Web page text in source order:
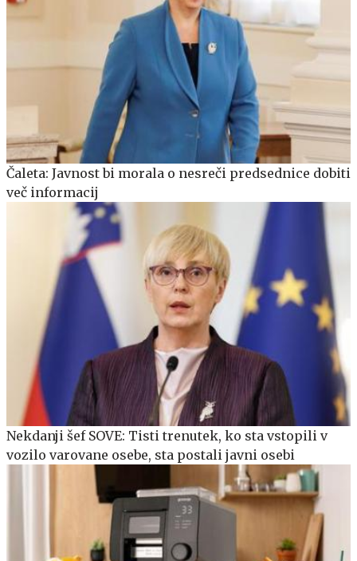
Čaleta: Javnost bi morala o nesreči predsednice dobiti
več informacij
Nekdanji šef SOVE: Tisti trenutek, ko sta vstopili v
vozilo varovane osebe, sta postali javni osebi